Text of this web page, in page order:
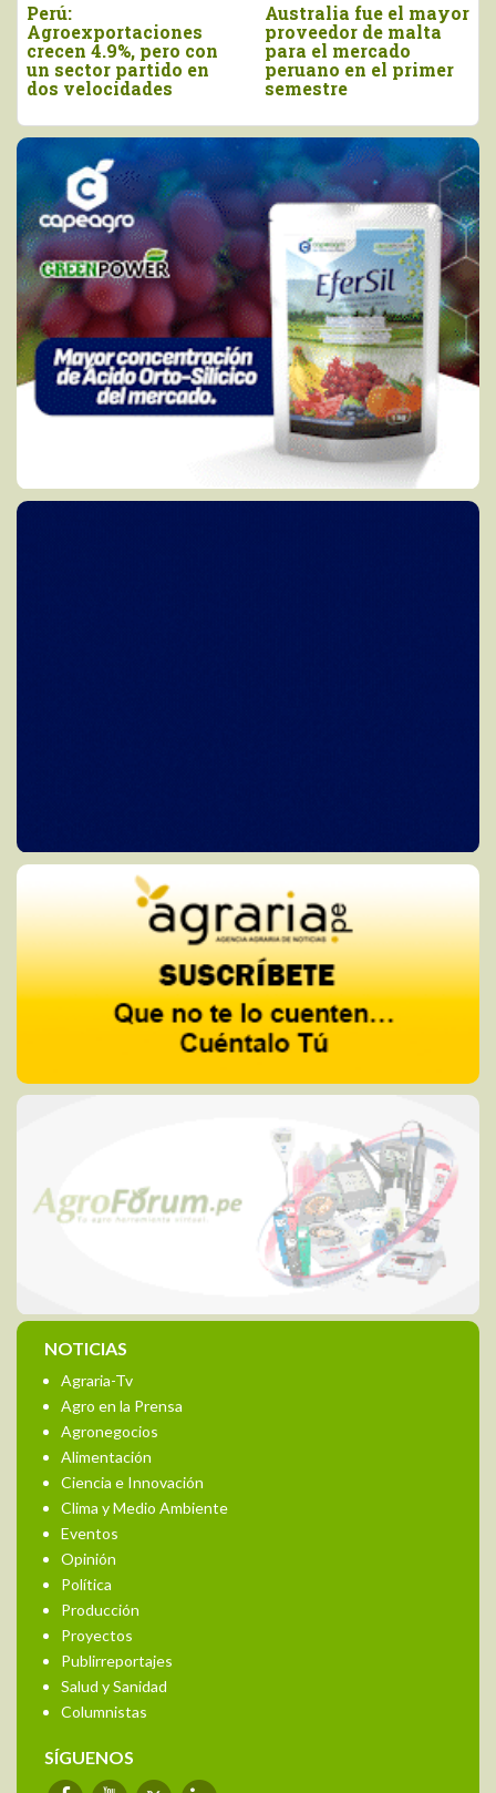
fue el mayor
de malta
el mercado
en el primer
Agroexportaciones no
tradicionales de Perú
a Estados Unidos
cayeron en valor 17%
de la
NOTICIAS
Agraria-Tv
Agro en la Prensa
Agronegocios
Alimentación
Ciencia e Innovación
Clima y Medio Ambiente
Eventos
Opinión
Política
Producción
Proyectos
Publirreportajes
Salud y Sanidad
Columnistas
SÍGUENOS